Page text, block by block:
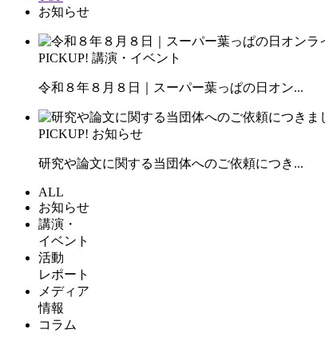
お知らせ
PICKUP! 講演・イベント
令和８年８月８日｜スーパー葉っぱの日オン...
PICKUP! お知らせ
研究や論文に関する当団体へのご依頼につき...
ALL
お知らせ
講演・
イベント
活動
レポート
メディア
情報
コラム